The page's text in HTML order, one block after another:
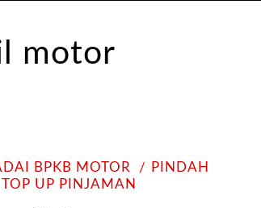
BPKB MOTOR
PINDAH
TOP UP PINJAMAN